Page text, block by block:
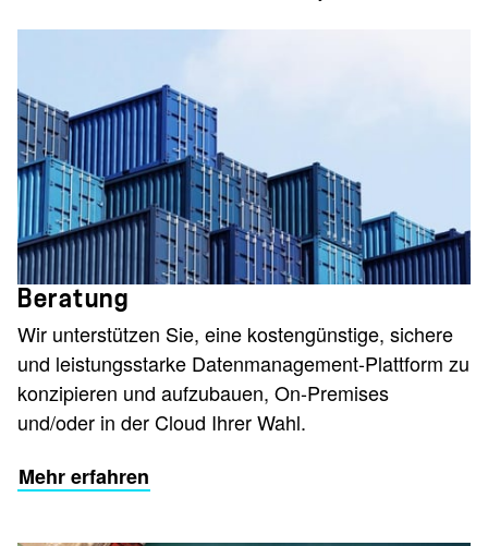
Beratung
Wir unterstützen Sie, eine kostengünstige, sichere
und leistungsstarke Datenmanagement-Plattform zu
konzipieren und aufzubauen, On-Premises
und/oder in der Cloud Ihrer Wahl.
Mehr erfahren